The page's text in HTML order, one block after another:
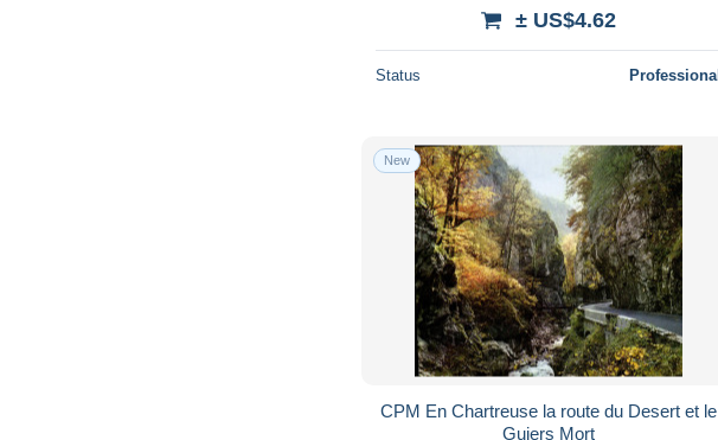
± US$4.62
Status Professional
New
CPM En Chartreuse la route du Desert et le
Guiers Mort